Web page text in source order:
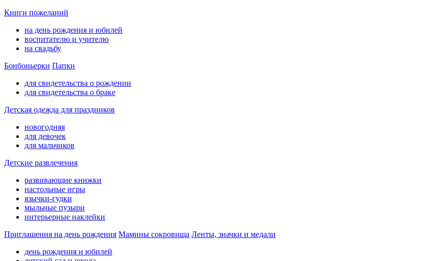
Книги пожеланий
на день рождения и юбилей
воспитателю и учителю
на свадьбу
Бонбоньерки Папки
для свидетельства о рождении
для свидетельства о браке
Детская одежда для праздников
новогодняя
для девочек
для мальчиков
Детские развлечения
развивающие книжки
настольные игры
язычки-гудки
мыльные пузыри
интерьерные наклейки
Приглашения на день рождения Мамины сокровища Ленты, значки и медали
день рождения и юбилей